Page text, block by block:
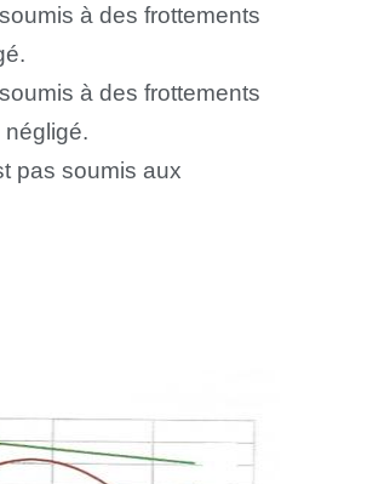
à des frottements
à des frottements
pas soumis aux